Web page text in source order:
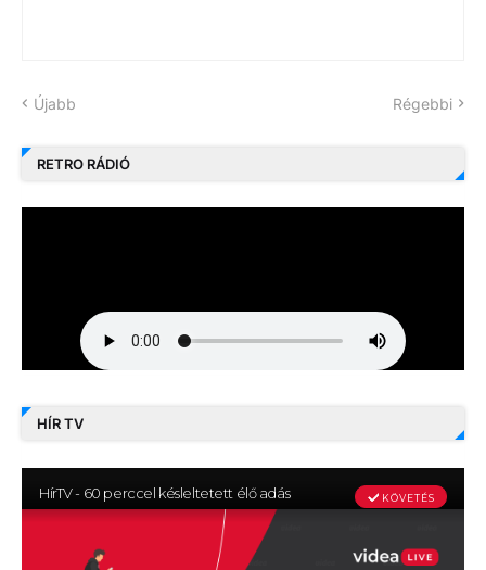
Újabb Régebbi
RETRO RÁDIÓ
HÍR TV